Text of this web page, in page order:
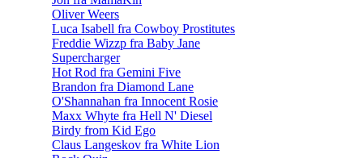
Oliver Weers
Luca Isabell fra Cowboy Prostitutes
Freddie Wizzp fra Baby Jane
Supercharger
Hot Rod fra Gemini Five
Brandon fra Diamond Lane
O'Shannahan fra Innocent Rosie
Maxx Whyte fra Hell N' Diesel
Birdy from Kid Ego
Claus Langeskov fra White Lion